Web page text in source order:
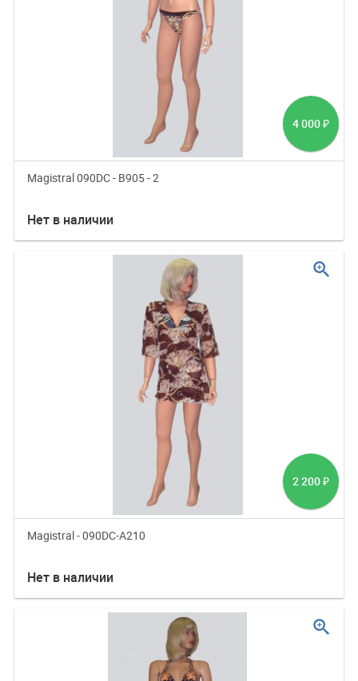
4 000 ₽
Magistral 090DC - B905 - 2
Нет в наличии
2 200 ₽
Magistral - 090DC-A210
Нет в наличии
zoom_in
zoom_in